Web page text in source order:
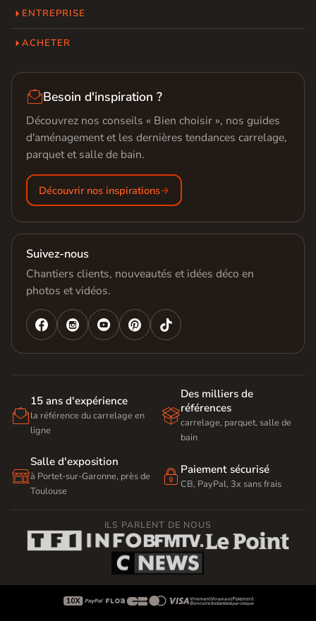
ENTREPRISE
ACHETER
Besoin d'inspiration ?
Découvrez nos conseils « Bien choisir », nos guides
d'aménagement et les dernières tendances carrelage,
parquet et salle de bain.
Découvrir nos inspirations
Suivez-nous
Chantiers clients, nouveautés et idées déco en
photos et vidéos.
   

15 ans d'expérience
la référence du carrelage en
ligne

Des milliers de
références
carrelage, parquet, salle de
bain

Salle d'exposition
à Portet-sur-Garonne, près de
Toulouse
 Paiement sécurisé
CB, PayPal, 3x sans frais
ILS PARLENT DE NOUS
